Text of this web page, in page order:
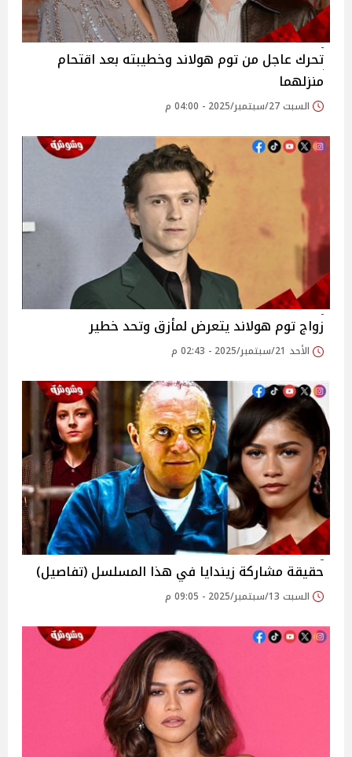
تحرك عاجل من توم هولاند وخطيبته بعد اقتحام
منزلهما
السبت 27/سبتمبر/2025 - 04:00 م
زواج توم هولاند يتعرض لمأزق وتحد خطير
الأحد 21/سبتمبر/2025 - 02:43 م
حقيقة مشاركة زيندايا في هذا المسلسل (تفاصيل)
السبت 13/سبتمبر/2025 - 09:05 م